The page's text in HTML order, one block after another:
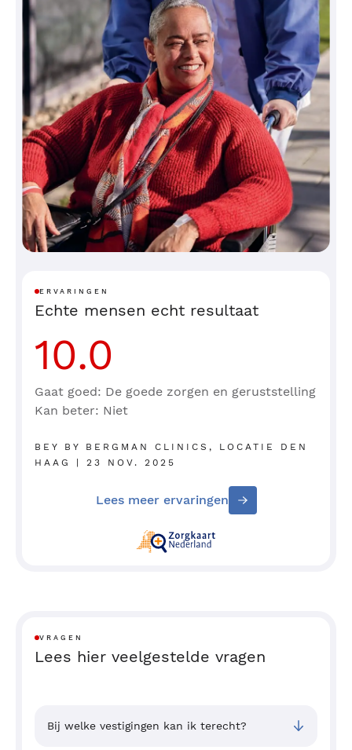
ERVARINGEN
Echte mensen echt resultaat
10.0
Gaat goed: De goede zorgen en geruststelling
Kan beter: Niet
BEY BY BERGMAN CLINICS, LOCATIE DEN
HAAG | 23 NOV. 2025
Lees meer ervaringen
VRAGEN
Lees hier veelgestelde vragen
Bij welke vestigingen kan ik terecht?